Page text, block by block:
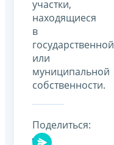
участки,
находящиеся
в
государственной
или
муниципальной
собственности.
Поделиться: